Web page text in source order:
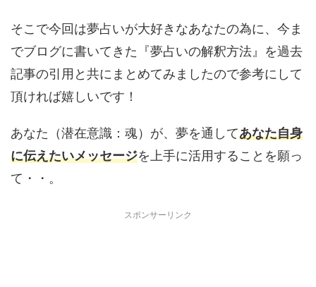
そこで今回は夢占いが大好きなあなたの為に、今ま
でブログに書いてきた『夢占いの解釈方法』を過去
記事の引用と共にまとめてみましたので参考にして
頂ければ嬉しいです！
あなた（潜在意識：魂）が、夢を通してあなた自身
に伝えたいメッセージを上手に活用することを願っ
て・・。
スポンサーリンク